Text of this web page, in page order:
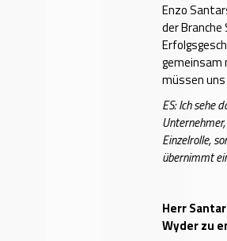
Enzo
der
gemeinsam
müssen
ES: Ich sehe
Einzelrolle,
übernimmt
Herr
Wyder zu